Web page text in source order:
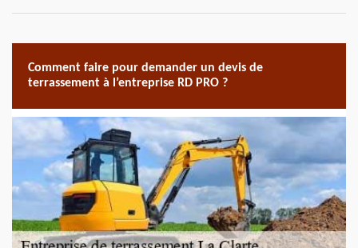
Comment faire pour demander un devis de
terrassement à l’entreprise RD PRO ?